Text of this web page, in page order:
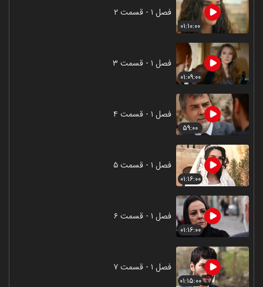
۰۱:۱۰:۰۰
فصل ۱ - قسمت ۲
۰۱:۰۹:۰۰
فصل ۱ - قسمت ۳
۵۹:۰۰
فصل ۱ - قسمت ۴
۰۱:۱۶:۰۰
فصل ۱ - قسمت ۵
۰۱:۱۶:۰۰
فصل ۱ - قسمت ۶
۰۱:۱۵:۰۰
فصل ۱ - قسمت ۷